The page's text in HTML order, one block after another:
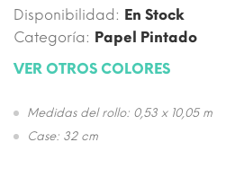
Disponibilidad: En Stock
Categoría: Papel Pintado
VER OTROS COLORES
Medidas del rollo: 0,53 x 10,05 m
Case: 32 cm